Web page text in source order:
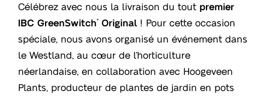
Célébrez avec nous la livraison du tout premier
IBC GreenSwitch® Original ! Pour cette occasion
spéciale, nous avons organisé un événement dans
le Westland, au cœur de l’horticulture
néerlandaise, en collaboration avec Hoogeveen
Plants, producteur de plantes de jardin en pots